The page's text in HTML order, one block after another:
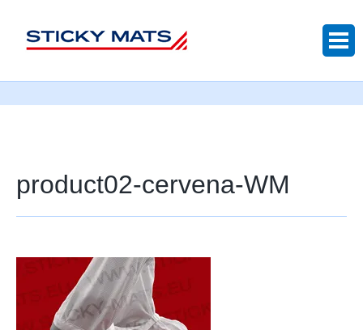
product02-cervena-WM